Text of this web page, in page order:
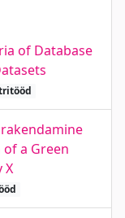
of Database
a Green
X